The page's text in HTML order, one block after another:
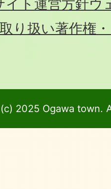
イト運営方針ウ
り扱い著作権
2025 Ogawa town.